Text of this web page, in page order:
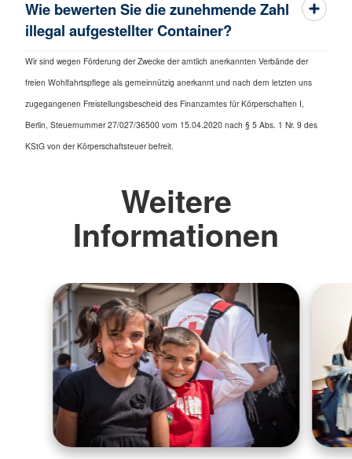
Wie bewerten Sie die zunehmende Zahl
illegal aufgestellter Container?
Wir sind wegen Förderung der Zwecke der amtlich anerkannten Verbände der
freien Wohlfahrtspflege als gemeinnützig anerkannt und nach dem letzten uns
zugegangenen Freistellungsbescheid des Finanzamtes für Körperschaften I,
Berlin, Steuernummer 27/027/36500 vom 15.04.2020 nach § 5 Abs. 1 Nr. 9 des
KStG von der Körperschaftsteuer befreit.
Weitere
Informationen